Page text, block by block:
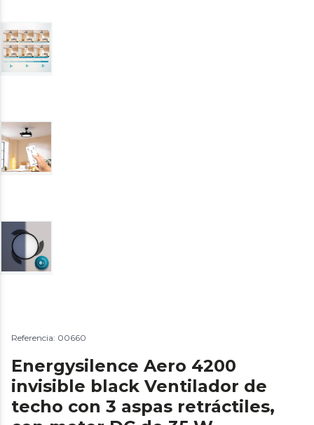
Referencia: 00660
Energysilence Aero 4200
invisible black Ventilador de
techo con 3 aspas retráctiles,